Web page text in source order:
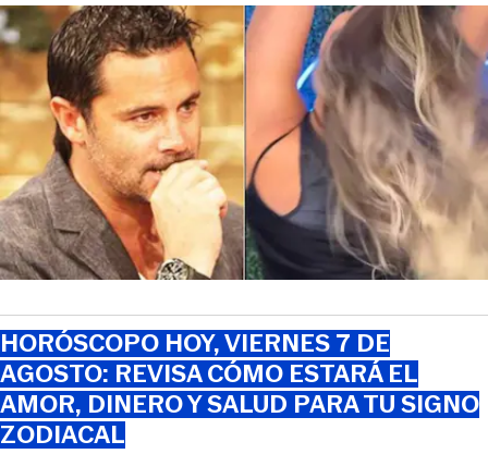
HORÓSCOPO HOY, VIERNES 7 DE
AGOSTO: REVISA CÓMO ESTARÁ EL
AMOR, DINERO Y SALUD PARA TU SIGNO
ZODIACAL